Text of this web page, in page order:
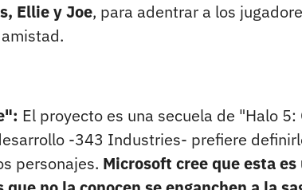
Ellie y Joe, para adentrar a los
El proyecto es una secuela de "Halo
-343 Industries- prefiere
personajes. Microsoft cree que esta